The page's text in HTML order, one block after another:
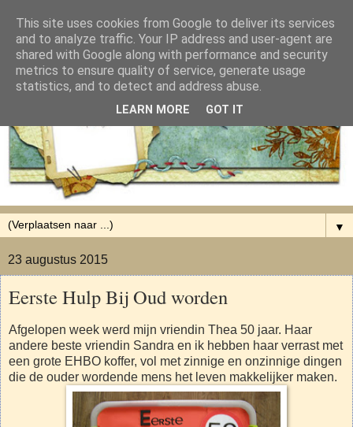
▼
23 augustus 2015
Eerste Hulp Bij Oud worden
Afgelopen week werd mijn vriendin Thea 50 jaar. Haar
andere beste vriendin Sandra en ik hebben haar verrast met
een grote EHBO koffer, vol met zinnige en onzinnige dingen
die de ouder wordende mens het leven makkelijker maken.
This site uses cookies from Google to deliver its services
and to analyze traffic. Your IP address and user-agent are
shared with Google along with performance and security
metrics to ensure quality of service, generate usage
statistics, and to detect and address abuse.
LEARN MORE GOT IT